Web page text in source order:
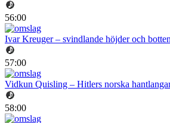
56:00
Ivar Kreuger – svindlande höjder och
57:00
Vidkun Quisling – Hitlers norska
58:00